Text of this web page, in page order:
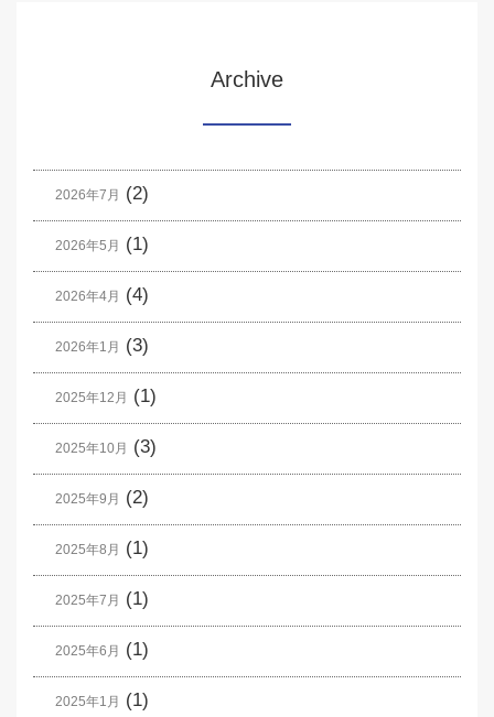
Archive
2026年7月 (2)
2026年5月 (1)
2026年4月 (4)
2026年1月 (3)
2025年12月 (1)
2025年10月 (3)
2025年9月 (2)
2025年8月 (1)
2025年7月 (1)
2025年6月 (1)
2025年1月 (1)